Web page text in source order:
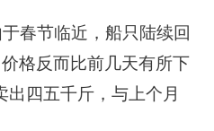
春节临近，船只陆续回
格反而比前几天有所下
出四五千斤，与上个月